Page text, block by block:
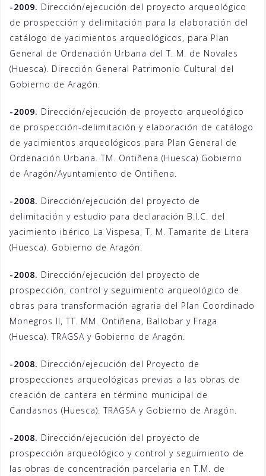
-2009. Dirección/ejecución del proyecto arqueológico
de prospección y delimitación para la elaboración del
catálogo de yacimientos arqueológicos, para Plan
General de Ordenación Urbana del T. M. de Novales
(Huesca). Dirección General Patrimonio Cultural del
Gobierno de Aragón.
-2009. Dirección/ejecución de proyecto arqueológico
de prospección-delimitación y elaboración de catálogo
de yacimientos arqueológicos para Plan General de
Ordenación Urbana. TM. Ontiñena (Huesca) Gobierno
de Aragón/Ayuntamiento de Ontiñena.
-2008. Dirección/ejecución del proyecto de
delimitación y estudio para declaración B.I.C. del
yacimiento ibérico La Vispesa, T. M. Tamarite de Litera
(Huesca). Gobierno de Aragón.
-2008. Dirección/ejecución del proyecto de
prospección, control y seguimiento arqueológico de
obras para transformación agraria del Plan Coordinado
Monegros II, TT. MM. Ontiñena, Ballobar y Fraga
(Huesca). TRAGSA y Gobierno de Aragón.
-2008. Dirección/ejecución del Proyecto de
prospecciones arqueológicas previas a las obras de
creación de cantera en término municipal de
Candasnos (Huesca). TRAGSA y Gobierno de Aragón.
-2008. Dirección/ejecución del proyecto de
prospección arqueológico y control y seguimiento de
las obras de concentración parcelaria en T.M. de